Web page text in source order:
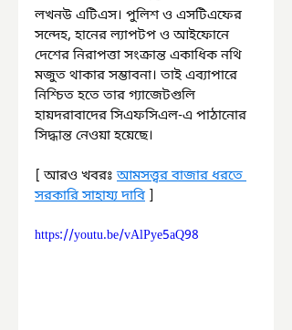
লখনউ এটিএস। পুলিশ ও এসটিএফের
সন্দেহ, হানের ল্যাপটপ ও আইফোনে
দেশের নিরাপত্তা সংক্রান্ত একাধিক নথি
মজুত থাকার সম্ভাবনা। তাই এব্যাপারে
নিশ্চিত হতে তার গ্যাজেটগুলি
হায়দরাবাদের সিএফসিএল-এ পাঠানোর
সিদ্ধান্ত নেওয়া হয়েছে।
[ আরও খবরঃ আমসত্ত্বর বাজার ধরতে
সরকারি সাহায্য দাবি ]
https://youtu.be/vAlPye5aQ98